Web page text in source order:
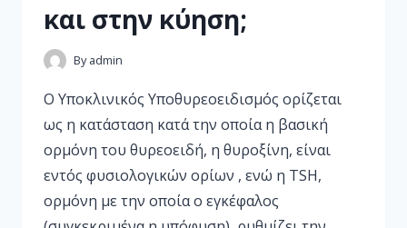
και στην κύηση;
By admin
Ο Υποκλινικός Υποθυρεοειδισμός ορίζεται
ως η κατάσταση κατά την οποία η βασική
ορμόνη του θυρεοειδή, η θυροξίνη, είναι
εντός φυσιολογικών ορίων , ενώ η TSH,
ορμόνη με την οποία ο εγκέφαλος